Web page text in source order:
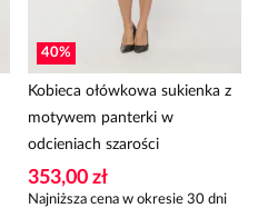
40%
Kobieca ołówkowa sukienka z
motywem panterki w
odcieniach szarości
353,00 zł
Najniższa cena w okresie 30 dni